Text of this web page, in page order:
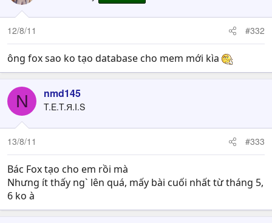
12/8/11 #332
ông fox sao ko tạo database cho mem mới kìa
N nmd145
T.E.T.Я.I.S
13/8/11 #333
Bác Fox tạo cho em rồi mà
Nhưng ít thấy ng` lên quá, mấy bài cuối nhất từ tháng 5,
6 ko à